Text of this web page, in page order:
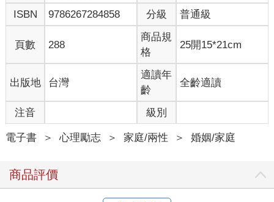
ISBN
9786267284858 分級 普通級
頁數 288
商品規
格
25開15*21cm
出版地 台灣
適讀年
齡
全齡適讀
注音 級別
電子書 ＞ 心理勵志 ＞ 家庭/兩性 ＞ 婚姻/家庭
商品評價